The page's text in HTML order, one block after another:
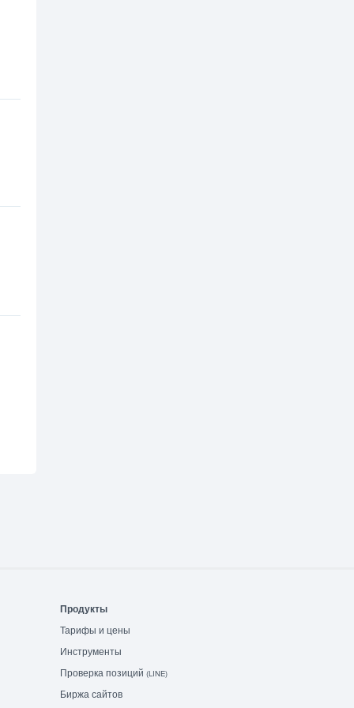
Продукты
Тарифы и цены
Инструменты
Проверка позиций (LINE)
Биржа сайтов